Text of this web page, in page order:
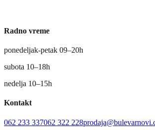
Radno vreme
ponedeljak-petak 09–20h
subota 10–18h
nedelja 10–15h
Kontakt
062 233 337062 322 228